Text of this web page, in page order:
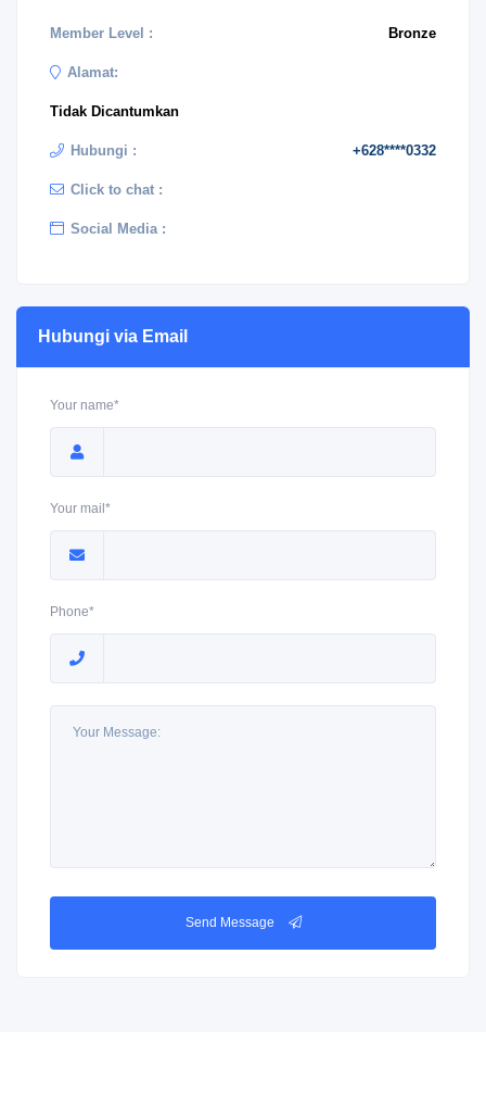
Member Level : Bronze
Alamat:
Tidak Dicantumkan
Hubungi : +628****0332
Click to chat :
Social Media :
Hubungi via Email
Your name*
Your mail*
Phone*
Send Message